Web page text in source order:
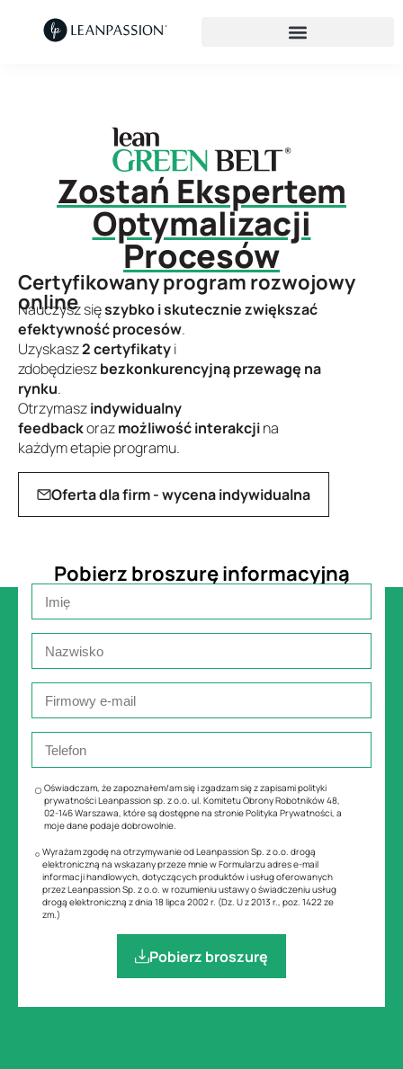
Zostań Ekspertem
Optymalizacji
Procesów
Certyfikowany program rozwojowy
online
Nauczysz sięszybko i skutecznie zwiększać
efektywność procesów.
Uzyskasz2 certyfikatyi
zdobędzieszbezkonkurencyjną przewagę na
rynku.
Otrzymaszindywidualny
feedbackorazmożliwość interakcjina
każdym etapie programu.
Oferta dla firm - wycena indywidualna
Pobierz broszurę informacyjną
Oświadczam, że zapoznałem/am się i zgadzam się z zapisami polityki
prywatności Leanpassion sp. z o.o. ul. Komitetu Obrony Robotników 48,
02-146 Warszawa, które są dostępne na stronie Polityka Prywatności, a
moje dane podaje dobrowolnie.
Wyrażam zgodę na otrzymywanie od Leanpassion Sp. z o.o. drogą
elektroniczną na wskazany przeze mnie w Formularzu adres e-mail
informacji handlowych, dotyczących produktów i usług oferowanych
przez Leanpassion Sp. z o.o. w rozumieniu ustawy o świadczeniu usług
drogą elektroniczną z dnia 18 lipca 2002 r. (Dz. U z 2013 r., poz. 1422 ze
zm.)
Pobierz broszurę